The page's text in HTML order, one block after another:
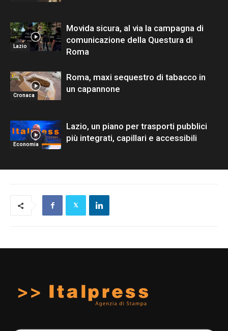
Lazio
Movida sicura, al via la campagna di
comunicazione della Questura di
Roma
Cronaca
Roma, maxi sequestro di tabacco in
un capannone
Economia
Lazio, un piano per trasporti pubblici
più integrati, capillari e accessibili